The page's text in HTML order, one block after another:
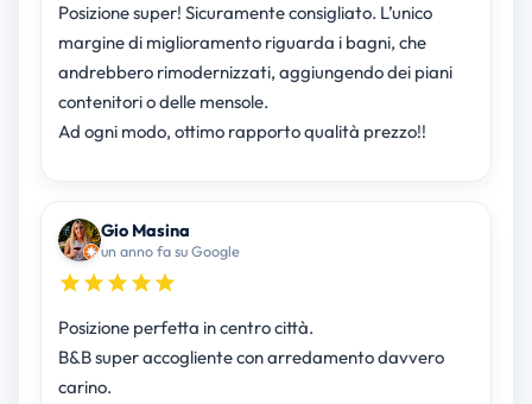
Posizione super! Sicuramente consigliato. L’unico
margine di miglioramento riguarda i bagni, che
andrebbero rimodernizzati, aggiungendo dei piani
contenitori o delle mensole.
Ad ogni modo, ottimo rapporto qualità prezzo!!
Gio Masina
un anno fa su Google
Posizione perfetta in centro città.
B&B super accogliente con arredamento davvero
carino.